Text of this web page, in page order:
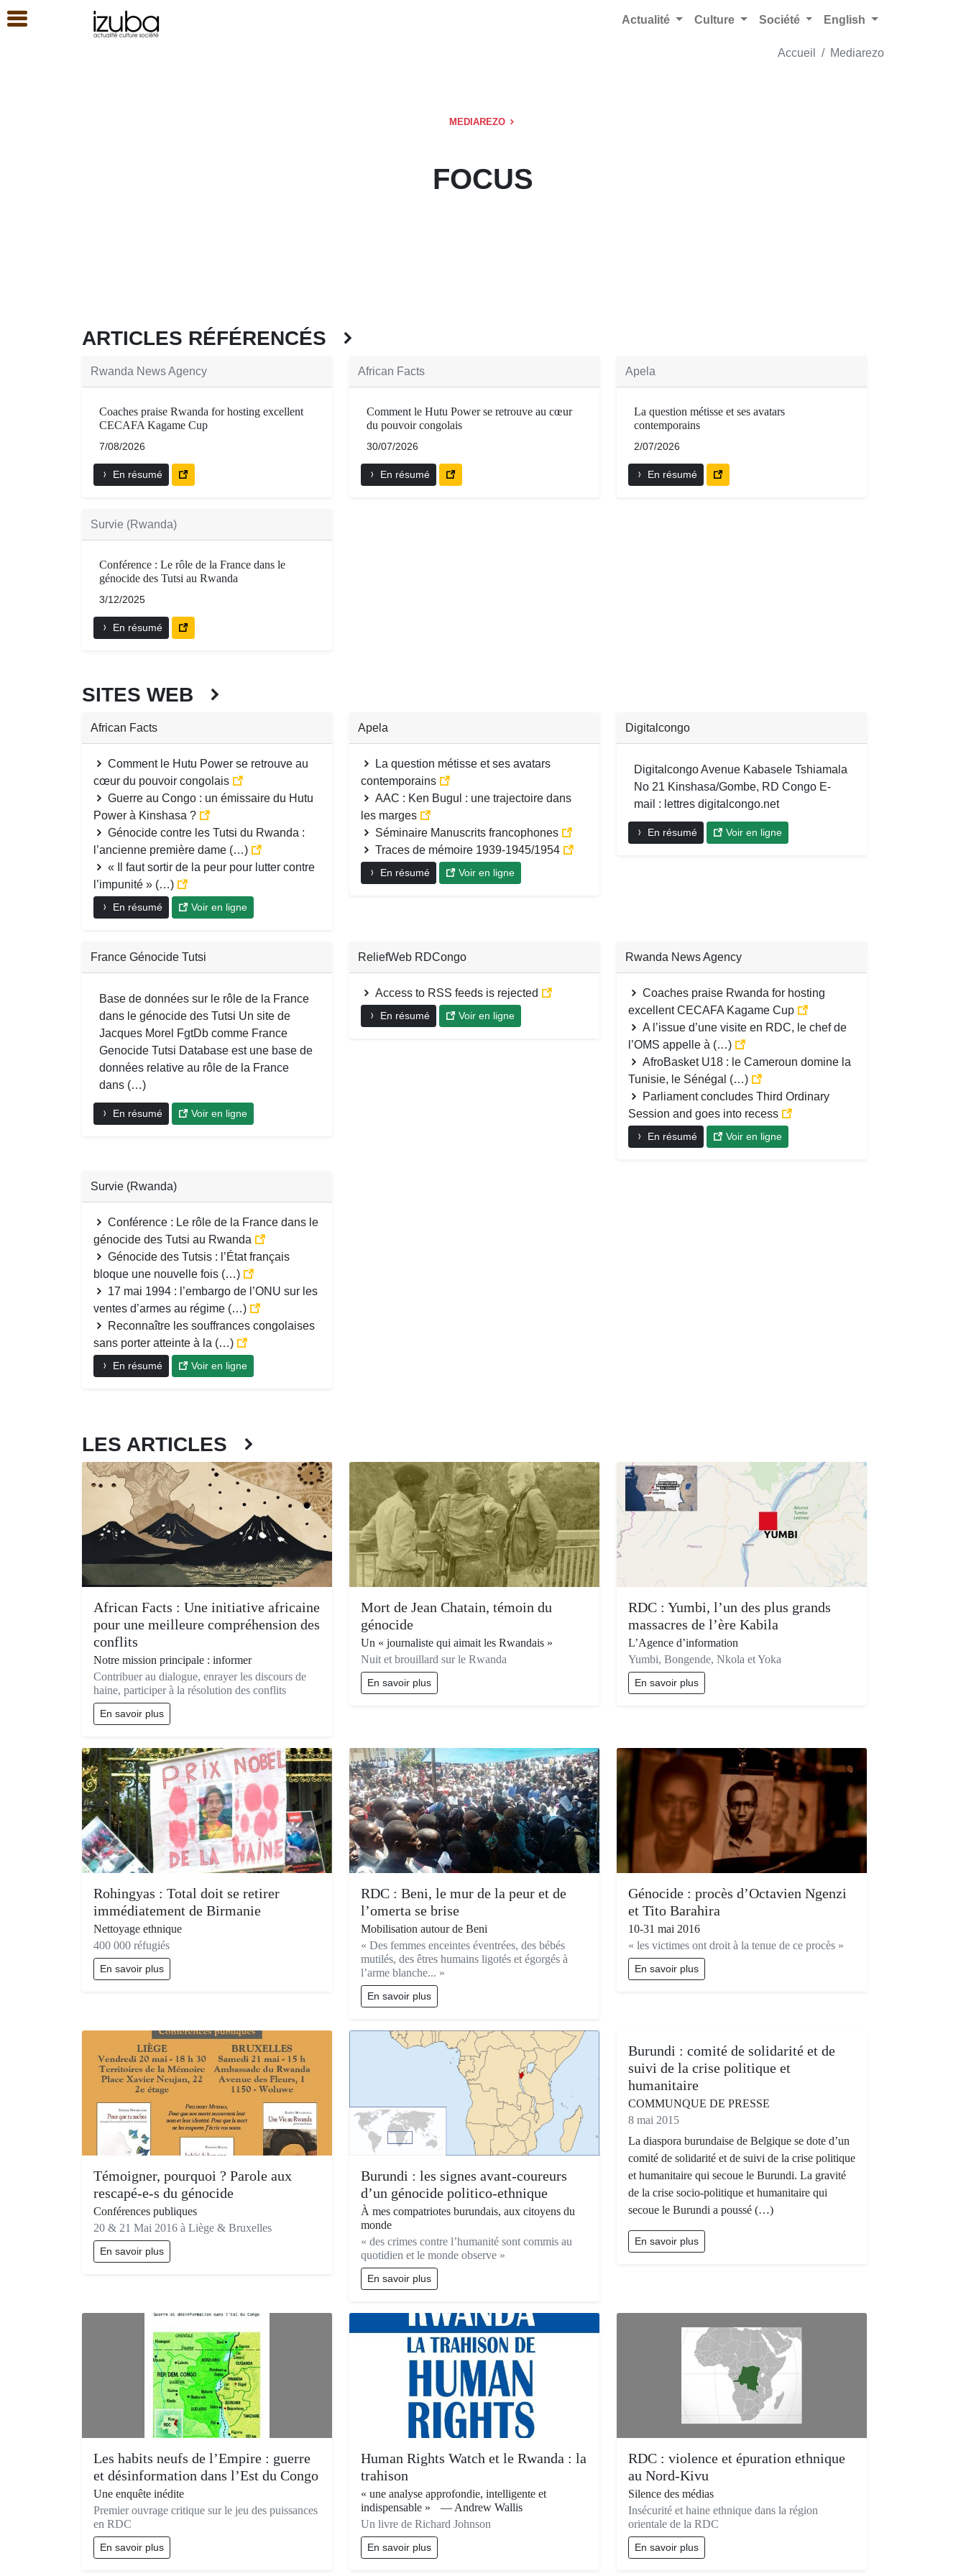
Actualité Culture Société English
Accueil Mediarezo
MEDIAREZO
FOCUS
ARTICLES RÉFÉRENCÉS
Rwanda News Agency
Coaches praise Rwanda for hosting excellent
CECAFA Kagame Cup
7/08/2026
En résumé
African Facts
Comment le Hutu Power se retrouve au cœur
du pouvoir congolais
30/07/2026
En résumé
Apela
La question métisse et ses avatars
contemporains
2/07/2026
En résumé
Survie (Rwanda)
Conférence : Le rôle de la France dans le
génocide des Tutsi au Rwanda
3/12/2025
En résumé
SITES WEB
African Facts
Comment le Hutu Power se retrouve au
cœur du pouvoir congolais
Guerre au Congo : un émissaire du Hutu
Power à Kinshasa ?
Génocide contre les Tutsi du Rwanda :
l’ancienne première dame (…)
« Il faut sortir de la peur pour lutter contre
l’impunité » (…)
En résumé Voir en ligne
Apela
La question métisse et ses avatars
contemporains
AAC : Ken Bugul : une trajectoire dans
les marges
Séminaire Manuscrits francophones
Traces de mémoire 1939-1945/1954
En résumé Voir en ligne
Digitalcongo
Digitalcongo Avenue Kabasele Tshiamala
No 21 Kinshasa/Gombe, RD Congo E-
mail : lettres digitalcongo.net
En résumé Voir en ligne
France Génocide Tutsi
Base de données sur le rôle de la France
dans le génocide des Tutsi Un site de
Jacques Morel FgtDb comme France
Genocide Tutsi Database est une base de
données relative au rôle de la France
dans (…)
En résumé Voir en ligne
ReliefWeb RDCongo
Access to RSS feeds is rejected
En résumé Voir en ligne
Rwanda News Agency
Coaches praise Rwanda for hosting
excellent CECAFA Kagame Cup
A l’issue d’une visite en RDC, le chef de
l’OMS appelle à (…)
AfroBasket U18 : le Cameroun domine la
Tunisie, le Sénégal (…)
Parliament concludes Third Ordinary
Session and goes into recess
En résumé Voir en ligne
Survie (Rwanda)
Conférence : Le rôle de la France dans le
génocide des Tutsi au Rwanda
Génocide des Tutsis : l’État français
bloque une nouvelle fois (…)
17 mai 1994 : l’embargo de l’ONU sur les
ventes d’armes au régime (…)
Reconnaître les souffrances congolaises
sans porter atteinte à la (…)
En résumé Voir en ligne
LES ARTICLES
African Facts : Une initiative africaine
pour une meilleure compréhension des
conflits
Notre mission principale : informer
Contribuer au dialogue, enrayer les discours de
haine, participer à la résolution des conflits
En savoir plus
Mort de Jean Chatain, témoin du
génocide
Un « journaliste qui aimait les Rwandais »
Nuit et brouillard sur le Rwanda
En savoir plus
RDC : Yumbi, l’un des plus grands
massacres de l’ère Kabila
L’Agence d’information
Yumbi, Bongende, Nkola et Yoka
En savoir plus
Rohingyas : Total doit se retirer
immédiatement de Birmanie
Nettoyage ethnique
400 000 réfugiés
En savoir plus
RDC : Beni, le mur de la peur et de
l’omerta se brise
Mobilisation autour de Beni
« Des femmes enceintes éventrées, des bébés
mutilés, des êtres humains ligotés et égorgés à
l’arme blanche... »
En savoir plus
Génocide : procès d’Octavien Ngenzi
et Tito Barahira
10-31 mai 2016
« les victimes ont droit à la tenue de ce procès »
En savoir plus
Témoigner, pourquoi ? Parole aux
rescapé-e-s du génocide
Conférences publiques
20 & 21 Mai 2016 à Liège & Bruxelles
En savoir plus
Burundi : les signes avant-coureurs
d’un génocide politico-ethnique
À mes compatriotes burundais, aux citoyens du
monde
« des crimes contre l’humanité sont commis au
quotidien et le monde observe »
En savoir plus
Burundi : comité de solidarité et de
suivi de la crise politique et
humanitaire
COMMUNQUE DE PRESSE
8 mai 2015
La diaspora burundaise de Belgique se dote d’un
comité de solidarité et de suivi de la crise politique
et humanitaire qui secoue le Burundi. La gravité
de la crise socio-politique et humanitaire qui
secoue le Burundi a poussé (…)
En savoir plus
Les habits neufs de l’Empire : guerre
et désinformation dans l’Est du Congo
Une enquête inédite
Premier ouvrage critique sur le jeu des puissances
en RDC
En savoir plus
Human Rights Watch et le Rwanda : la
trahison
« une analyse approfondie, intelligente et
indispensable » — Andrew Wallis
Un livre de Richard Johnson
En savoir plus
RDC : violence et épuration ethnique
au Nord-Kivu
Silence des médias
Insécurité et haine ethnique dans la région
orientale de la RDC
En savoir plus